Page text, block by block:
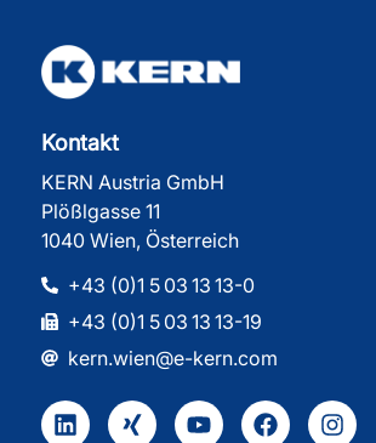
Kontakt
KERN Austria GmbH
Plößlgasse 11
1040 Wien, Österreich
+43 (0)1 5 03 13 13-0
+43 (0)1 5 03 13 13-19
kern.wien@e-kern.com